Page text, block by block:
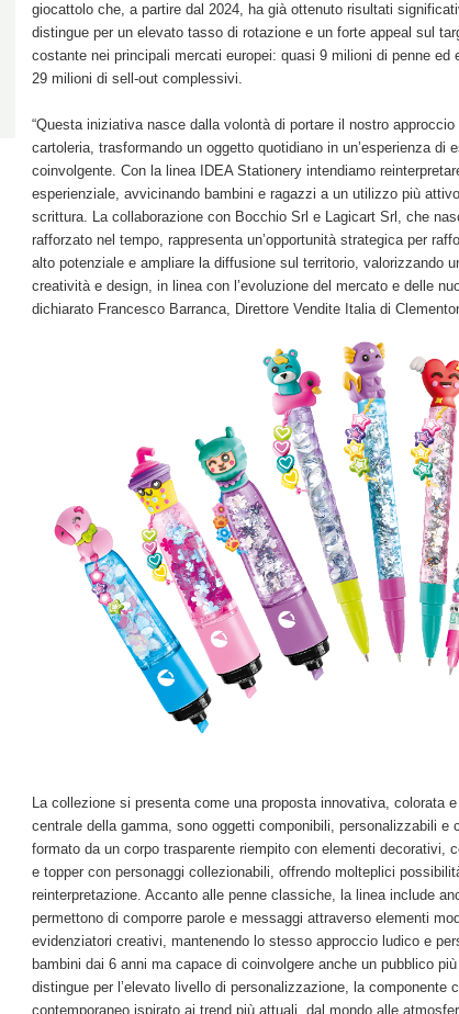
giocattolo che, a partire dal 2024, ha già ottenuto risultati
distingue per un elevato tasso di rotazione e un forte appeal sul
costante nei principali mercati europei: quasi 9 milioni di penne ed
29 milioni di sell-out complessivi.
“Questa iniziativa nasce dalla volontà di portare il nostro
cartoleria, trasformando un oggetto quotidiano in un’esperienza di
coinvolgente. Con la linea IDEA Stationery intendiamo
esperienziale, avvicinando bambini e ragazzi a un utilizzo più
scrittura. La collaborazione con Bocchio Srl e Lagicart Srl, che
rafforzato nel tempo, rappresenta un’opportunità strategica per
alto potenziale e ampliare la diffusione sul territorio, valorizzando
creatività e design, in linea con l’evoluzione del mercato e delle
dichiarato Francesco Barranca, Direttore Vendite Italia di
La collezione si presenta come una proposta innovativa, colorata
centrale della gamma, sono oggetti componibili, personalizzabili e
formato da un corpo trasparente riempito con elementi decorativi,
e topper con personaggi collezionabili, offrendo molteplici
reinterpretazione. Accanto alle penne classiche, la linea include
permettono di comporre parole e messaggi attraverso elementi
evidenziatori creativi, mantenendo lo stesso approccio ludico e
bambini dai 6 anni ma capace di coinvolgere anche un pubblico
distingue per l’elevato livello di personalizzazione, la componente
contemporaneo ispirato ai trend più attuali, dal mondo alle